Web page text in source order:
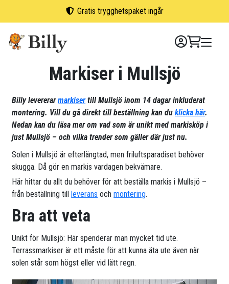
Gratis trygghetspaket ingår
Markiser i Mullsjö
Billy levererarmarkisertill Mullsjö inom 14 dagar inkluderat
montering. Vill du gå direkt till beställning kan duklicka här.
Nedan kan du läsa mer om vad som är unikt med markisköp i
just Mullsjö – och vilka trender som gäller där just nu.
Solen i Mullsjö är efterlängtad, men friluftsparadiset behöver
skugga. Då gör en markis vardagen bekvämare.
Här hittar du allt du behöver för att beställa markis i Mullsjö –
från beställning tillleverans ochmontering.
Bra att veta
Unikt för Mullsjö: Här spenderar man mycket tid ute.
Terrassmarkiser är ett måste för att kunna äta ute även när
solen står som högst eller vid lätt regn.